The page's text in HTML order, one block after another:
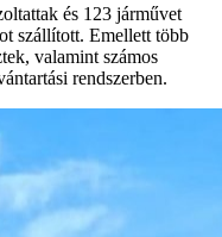
és 123 járművet
szállított. Emellett több
valamint számos
rendszerben.